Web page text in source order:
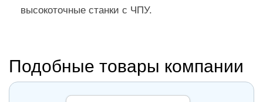
высокоточные станки с ЧПУ.
Подобные товары компании